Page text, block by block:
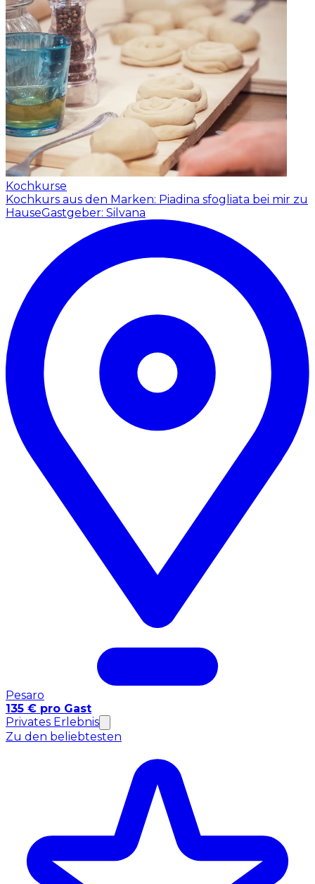
Kochkurse
Kochkurs aus den Marken: Piadina sfogliata bei mir zu
HauseGastgeber: Silvana
Pesaro
135 € pro Gast
Privates Erlebnis
Zu den beliebtesten